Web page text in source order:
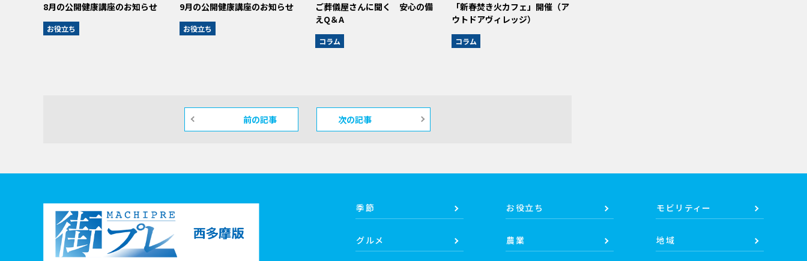
8月の公開健康講座のお知らせ
お役立ち
9月の公開健康講座のお知らせ
お役立ち
ご葬儀屋さんに聞く 安心の備
えQ＆A
コラム
「新春焚き火カフェ」開催（ア
ウトドアヴィレッジ）
コラム
前の記事 次の記事
季節
グルメ
お役立ち
農業
モビリティー
地域